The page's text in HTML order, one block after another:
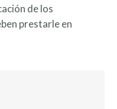
de los
prestarle en